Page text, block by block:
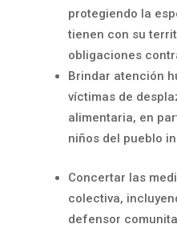
protegiendo la
tienen con su
obligaciones
Brindar atención
víctimas de
alimentaria, en
niños del pueblo
Concertar las
colectiva,
defensor